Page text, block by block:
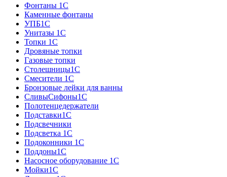
Фонтаны 1C
Каменные фонтаны
УПБ1С
Унитазы 1С
Топки 1С
Дровяные топки
Газовые топки
Столешницы1С
Смесители 1С
Бронзовые лейки для ванны
СливыСифоны1С
Полотенцедержатели
Подставки1С
Подсвечники
Подсветка 1С
Подоконники 1С
Поддоны1С
Насосное оборудование 1С
Мойки1С